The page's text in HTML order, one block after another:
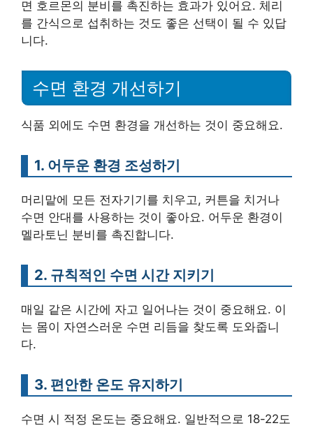
면 호르몬의 분비를 촉진하는 효과가 있어요. 체리
를 간식으로 섭취하는 것도 좋은 선택이 될 수 있답
니다.
수면 환경 개선하기
식품 외에도 수면 환경을 개선하는 것이 중요해요.
1. 어두운 환경 조성하기
머리맡에 모든 전자기기를 치우고, 커튼을 치거나
수면 안대를 사용하는 것이 좋아요. 어두운 환경이
멜라토닌 분비를 촉진합니다.
2. 규칙적인 수면 시간 지키기
매일 같은 시간에 자고 일어나는 것이 중요해요. 이
는 몸이 자연스러운 수면 리듬을 찾도록 도와줍니
다.
3. 편안한 온도 유지하기
수면 시 적정 온도는 중요해요. 일반적으로 18-22도